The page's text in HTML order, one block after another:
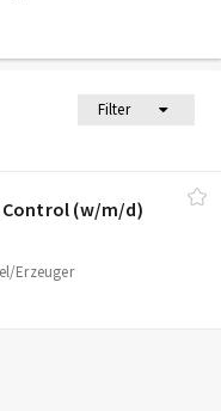
Filter
(w/​m/​d)
Erzeuger